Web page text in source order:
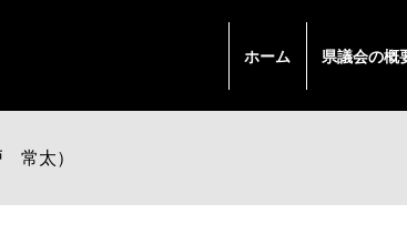
ホーム 県議会の概
常太）